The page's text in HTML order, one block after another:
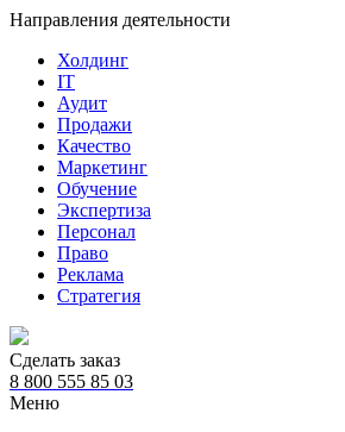
Направления деятельности
Холдинг
IT
Аудит
Продажи
Качество
Маркетинг
Обучение
Экспертиза
Персонал
Право
Реклама
Стратегия
Сделать заказ
8 800 555 85 03
Меню